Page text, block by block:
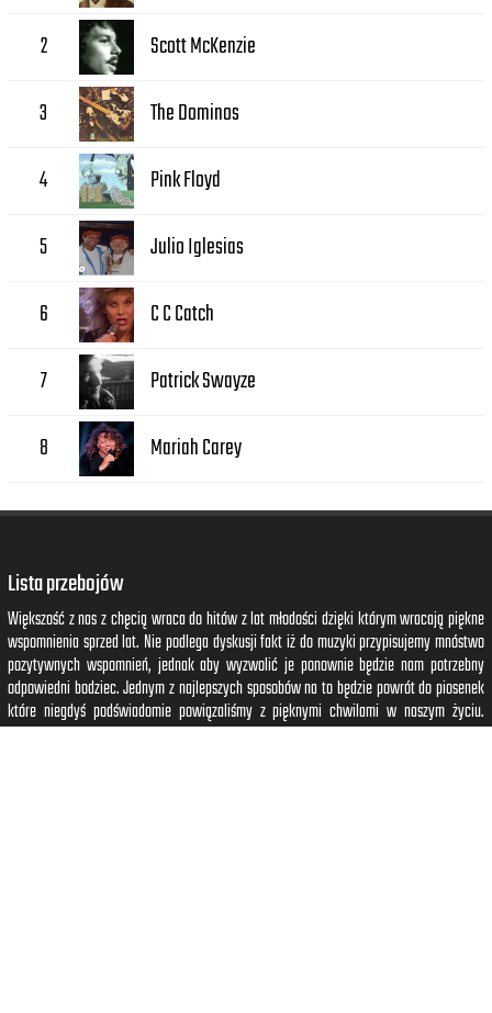
2 Scott McKenzie
3 The Dominos
4 Pink Floyd
5 Julio Iglesias
6 C C Catch
7 Patrick Swayze
8 Mariah Carey
Lista przebojów
Większość z nas z chęcią wraca do hitów z lat młodości dzięki którym wracają piękne
wspomnienia sprzed lat. Nie podlega dyskusji fakt iż do muzyki przypisujemy mnóstwo
pozytywnych wspomnień, jednak aby wyzwolić je ponownie będzie nam potrzebny
odpowiedni bodziec. Jednym z najlepszych sposobów na to będzie powrót do piosenek
które niegdyś podświadomie powiązaliśmy z pięknymi chwilami w naszym życiu.
Wystarczy że wybierzesz odpowiedni rok do którego chcesz się cofnąć, a słuchając